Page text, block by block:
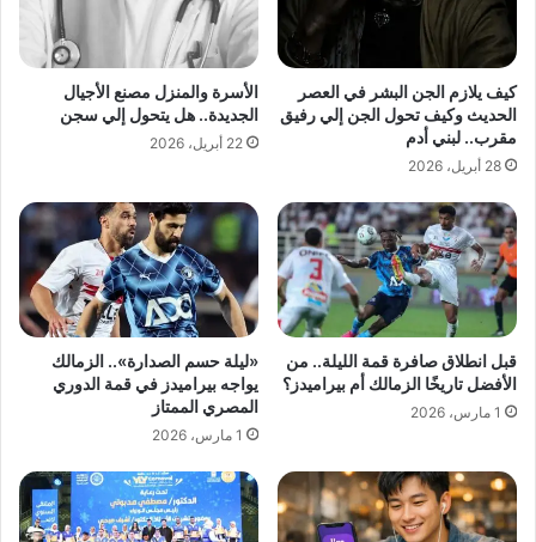
كيف يلازم الجن البشر في العصر
الحديث وكيف تحول الجن إلي رفيق
مقرب.. لبني أدم
28 أبريل، 2026
الأسرة والمنزل مصنع الأجيال
الجديدة.. هل يتحول إلي سجن
22 أبريل، 2026
قبل انطلاق صافرة قمة الليلة.. من
الأفضل تاريخًا الزمالك أم بيراميدز؟
1 مارس، 2026
«ليلة حسم الصدارة».. الزمالك
يواجه بيراميدز في قمة الدوري
المصري الممتاز
1 مارس، 2026